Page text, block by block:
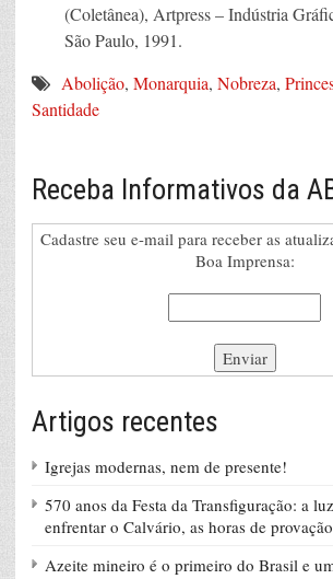
(Coletânea), Artpress – Indústria
São Paulo, 1991.
Abolição, Monarquia, Nobreza,
Santidade
Receba Informativos da
Cadastre seu e-mail para receber as
Boa Imprensa:
Artigos recentes
Igrejas modernas, nem de presente!
570 anos da Festa da Transfiguração: a
enfrentar o Calvário, as horas de provação
Azeite mineiro é o primeiro do Brasil e